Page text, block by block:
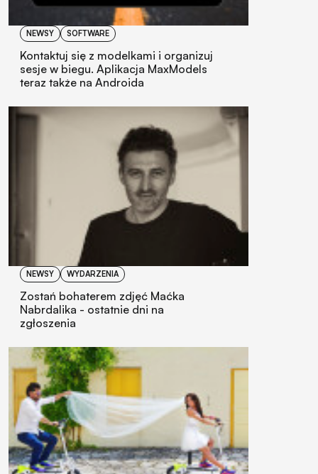
NEWSY SOFTWARE
Kontaktuj się z modelkami i organizuj
sesje w biegu. Aplikacja MaxModels
teraz także na Androida
NEWSY WYDARZENIA
Zostań bohaterem zdjęć Maćka
Nabrdalika - ostatnie dni na
zgłoszenia